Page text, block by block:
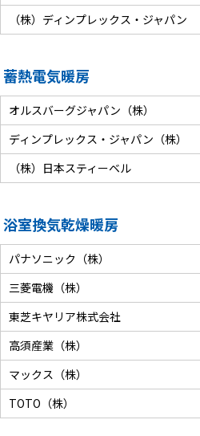
（株）ディンプレックス・ジャパン
蓄熱電気暖房
オルスバーグジャパン（株）
ディンプレックス・ジャパン（株）
（株）日本スティーベル
浴室換気乾燥暖房
パナソニック（株）
三菱電機（株）
東芝キヤリア株式会社
高須産業（株）
マックス（株）
TOTO（株）